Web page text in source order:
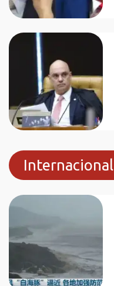
Internacional